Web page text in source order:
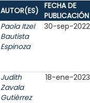
AUTOR(ES) FECHA DE
PUBLICACIÓN
Paola Itzel
Bautista
Espinoza
30-sep-2022
Judith
Zavala
Gutièrrez
18-ene-2023